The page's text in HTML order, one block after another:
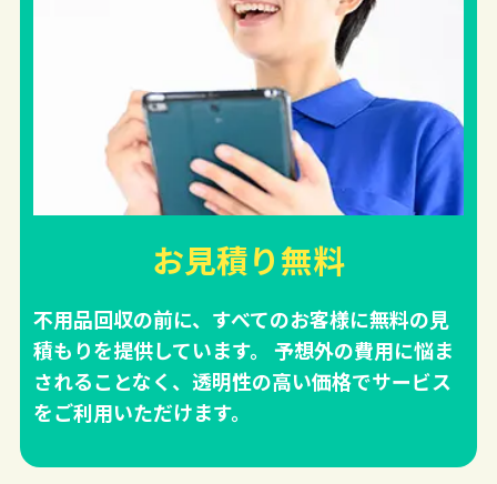
お見積り無料
不用品回収の前に、すべてのお客様に無料の見
積もりを提供しています。 予想外の費用に悩ま
されることなく、透明性の高い価格でサービス
をご利用いただけます。